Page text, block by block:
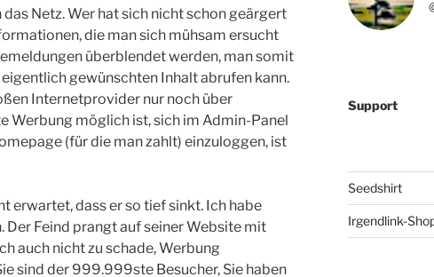
Netz. Wer hat sich nicht schon geärgert
die man sich mühsam ersucht
überblendet werden, man somit
gewünschten Inhalt abrufen kann.
Internetprovider nur noch über
Werbung möglich ist, sich im Admin-Panel
(für die man zahlt) einzuloggen, ist
erwartet, dass er so tief sinkt. Ich habe
Der Feind prangt auf seiner Website mit
auch nicht zu schade, Werbung
sind der 999.999ste Besucher, Sie haben
Support
Seedshirt
Irgendlink-